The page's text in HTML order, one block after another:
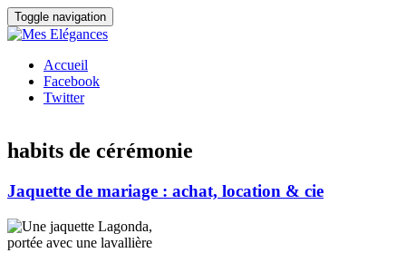
Toggle navigation
Accueil
Facebook
Twitter
habits de cérémonie
Jaquette de mariage : achat, location & cie